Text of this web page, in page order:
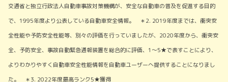
交通省と独立行政法人自動車事故対策機構が、 安全な自動車の普及を促進する目的
で、1995年度より公表している自動車安全情報。 ＊2. 2019年度までは、衝突安
全性能や予防安全性能等、別々の評価を行っていましたが、2020年度から、衝突安
全、予防安全、事故自動緊急通報装置を総合的に評価、1～5★で表すことにより、
よりわかりやすく自動車安全性能情報を自動車ユーザーへ提供することになりまし
た。 ＊3. 2022年度最高ランク5★獲得